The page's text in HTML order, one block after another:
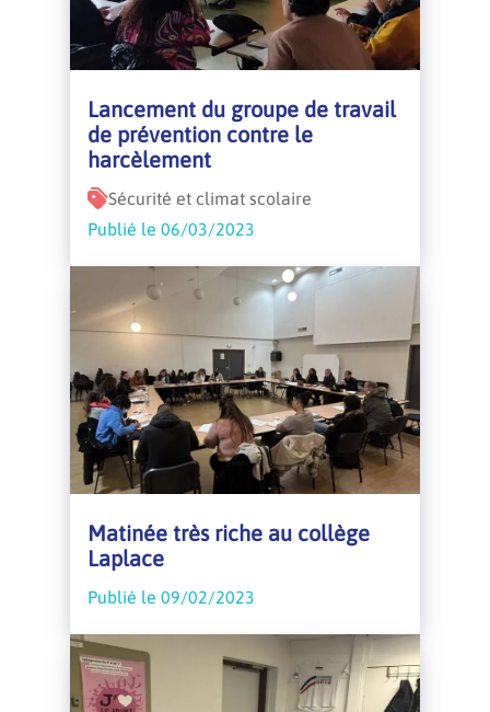
Lancement du groupe de travail
de prévention contre le
harcèlement
Sécurité et climat scolaire
Publié le 06/03/2023
Matinée très riche au collège
Laplace
Publié le 09/02/2023